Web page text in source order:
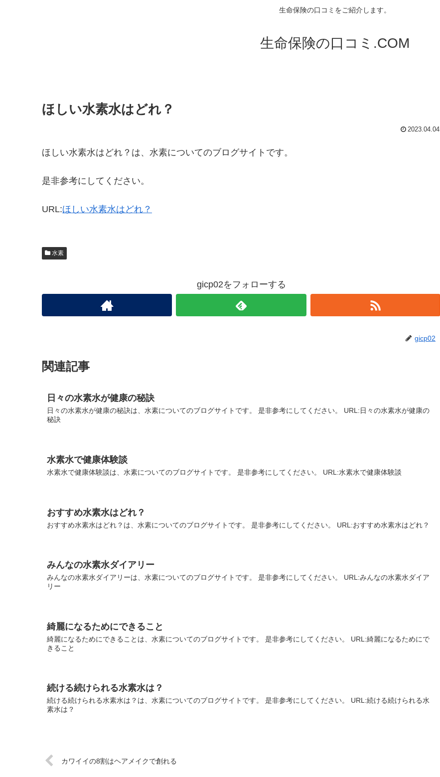
生命保険の口コミをご紹介します。
生命保険の口コミ.COM
ほしい水素水はどれ？
2023.04.04
ほしい水素水はどれ？は、水素についてのブログサイトです。
是非参考にしてください。
URL:ほしい水素水はどれ？
水素
gicp02をフォローする
gicp02
関連記事
日々の水素水が健康の秘訣
日々の水素水が健康の秘訣は、水素についてのブログサイトです。 是非参考にしてください。 URL:日々の水素水が健康の
秘訣
水素水で健康体験談
水素水で健康体験談は、水素についてのブログサイトです。 是非参考にしてください。 URL:水素水で健康体験談
おすすめ水素水はどれ？
おすすめ水素水はどれ？は、水素についてのブログサイトです。 是非参考にしてください。 URL:おすすめ水素水はどれ？
みんなの水素水ダイアリー
みんなの水素水ダイアリーは、水素についてのブログサイトです。 是非参考にしてください。 URL:みんなの水素水ダイア
リー
綺麗になるためにできること
綺麗になるためにできることは、水素についてのブログサイトです。 是非参考にしてください。 URL:綺麗になるためにで
きること
続ける続けられる水素水は？
続ける続けられる水素水は？は、水素についてのブログサイトです。 是非参考にしてください。 URL:続ける続けられる水
素水は？
カワイイの8割はヘアメイクで創れる